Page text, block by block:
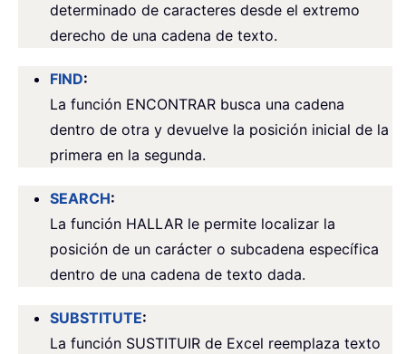
determinado de caracteres desde el extremo
derecho de una cadena de texto.
FIND:
La función ENCONTRAR busca una cadena
dentro de otra y devuelve la posición inicial de la
primera en la segunda.
SEARCH:
La función HALLAR le permite localizar la
posición de un carácter o subcadena específica
dentro de una cadena de texto dada.
SUBSTITUTE:
La función SUSTITUIR de Excel reemplaza texto